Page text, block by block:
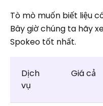
Tò mò muốn biết liệu
Bây giờ chúng ta hãy
Spokeo tốt nhất.
Dịch
vụ
Giá cả